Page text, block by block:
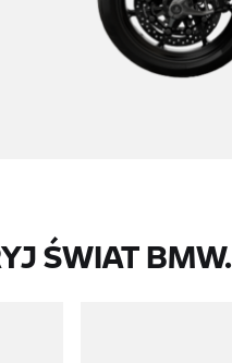
ŚWIAT BMW.